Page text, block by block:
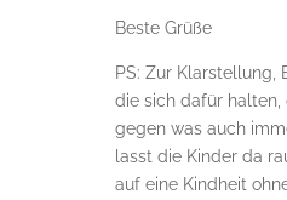
Beste Grüße
PS: Zur Klarstellung,
die sich dafür
gegen was auch
lasst die Kinder da
auf eine Kindheit